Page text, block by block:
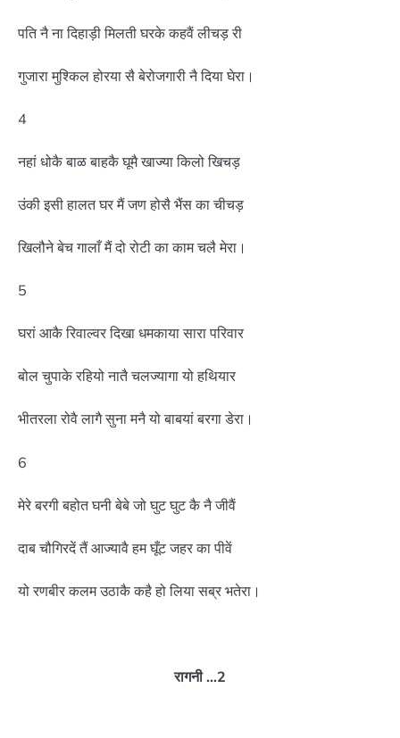
पति नै ना दिहाड़ी मिलती घरके कहवैं लीचड़ री
गुजारा मुश्किल होरया सै बेरोजगारी नै दिया घेरा।
4
नहां धोकै बाळ बाहकै घूमै खाज्या किलो खिचड़
उंकी इसी हालत घर मैं जण होसै भैंस का चीचड़
खिलौने बेच गालाँ मैं दो रोटी का काम चलै मेरा।
5
घरां आकै रिवाल्वर दिखा धमकाया सारा परिवार
बोल चुपाके रहियो नातै चलज्यागा यो हथियार
भीतरला रोवै लागै सुना मनै यो बाबयां बरगा डेरा।
6
मेरे बरगी बहोत घनी बेबे जो घुट घुट कै नै जीवैं
दाब चौगिरदें तैं आज्यावै हम घूँट जहर का पीवें
यो रणबीर कलम उठाकै कहै हो लिया सब्र भतेरा।
रागनी …2